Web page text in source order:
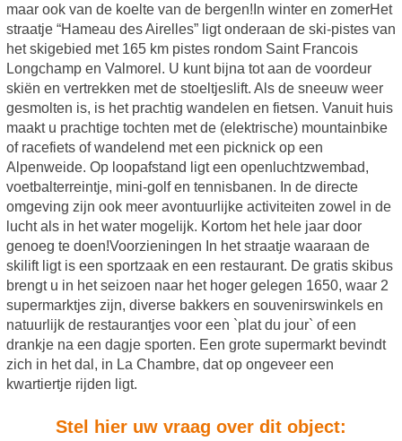
maar ook van de koelte van de bergen!In winter en zomerHet
straatje “Hameau des Airelles” ligt onderaan de ski-pistes van
het skigebied met 165 km pistes rondom Saint Francois
Longchamp en Valmorel. U kunt bijna tot aan de voordeur
skiën en vertrekken met de stoeltjeslift. Als de sneeuw weer
gesmolten is, is het prachtig wandelen en fietsen. Vanuit huis
maakt u prachtige tochten met de (elektrische) mountainbike
of racefiets of wandelend met een picknick op een
Alpenweide. Op loopafstand ligt een openluchtzwembad,
voetbalterreintje, mini-golf en tennisbanen. In de directe
omgeving zijn ook meer avontuurlijke activiteiten zowel in de
lucht als in het water mogelijk. Kortom het hele jaar door
genoeg te doen!Voorzieningen In het straatje waaraan de
skilift ligt is een sportzaak en een restaurant. De gratis skibus
brengt u in het seizoen naar het hoger gelegen 1650, waar 2
supermarktjes zijn, diverse bakkers en souvenirswinkels en
natuurlijk de restaurantjes voor een `plat du jour` of een
drankje na een dagje sporten. Een grote supermarkt bevindt
zich in het dal, in La Chambre, dat op ongeveer een
kwartiertje rijden ligt.
Stel hier uw vraag over dit object: